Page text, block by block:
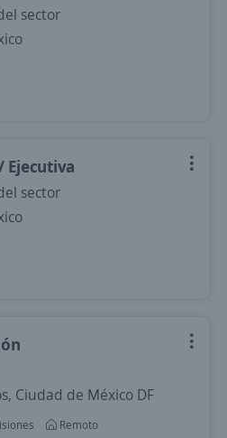
sector
Ejecutiva
sector
Ciudad de México DF
Remoto